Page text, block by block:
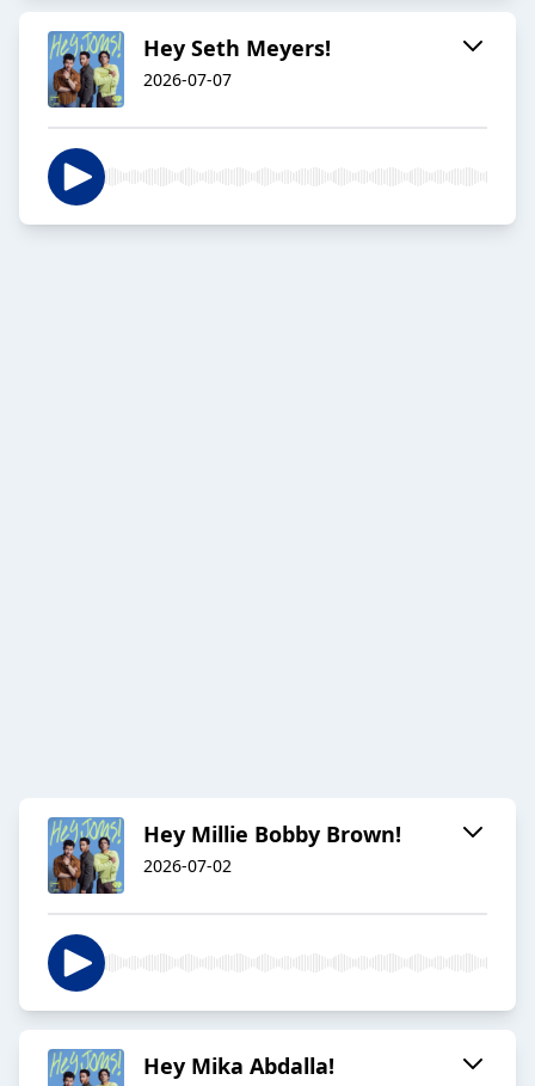
Hey Seth Meyers!
2026-07-07
Hey Millie Bobby Brown!
2026-07-02
Hey Mika Abdalla!